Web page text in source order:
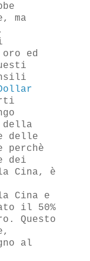
ma
oro ed
della
delle
perchè
dei
Cina, è
Cina e
il 50%
Questo
al